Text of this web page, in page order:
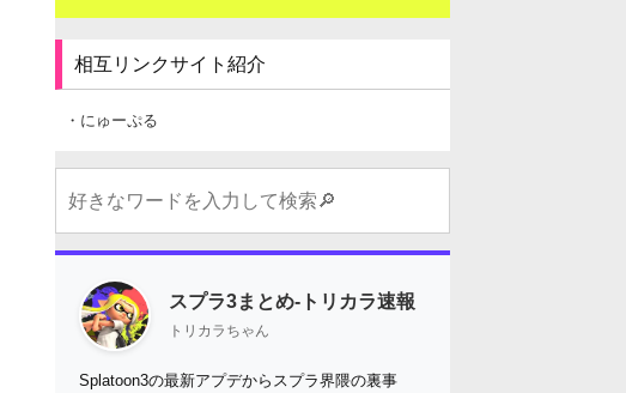
相互リンクサイト紹介
・にゅーぷる
スプラ3まとめ-トリカラ速報
トリカラちゃん
Splatoon3の最新アプデからスプラ界隈の裏事